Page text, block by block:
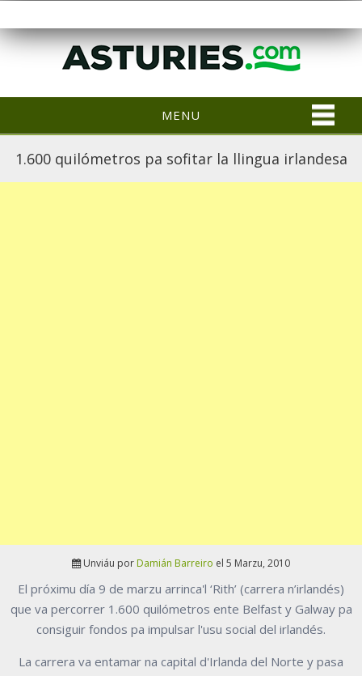
MENU
1.600 quilómetros pa sofitar la llingua irlandesa
Unviáu por Damián Barreiro el 5 Marzu, 2010
El próximu día 9 de marzu arrinca'l ‘Rith’ (carrera n’irlandés)
que va percorrer 1.600 quilómetros ente Belfast y Galway pa
consiguir fondos pa impulsar l'usu social del irlandés.
La carrera va entamar na capital d'Irlanda del Norte y pasa